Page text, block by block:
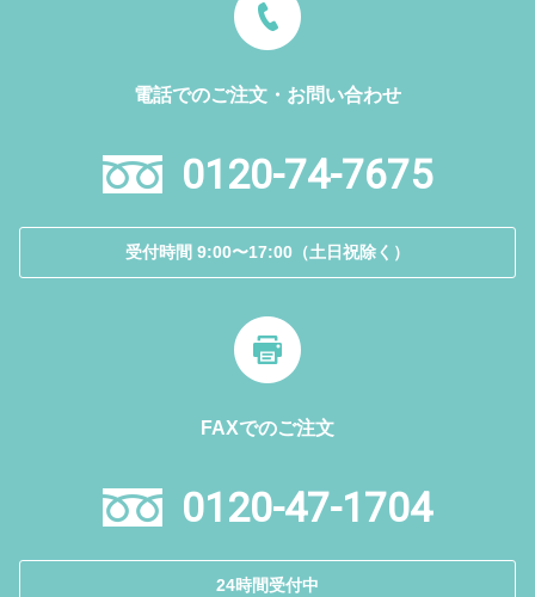
電話でのご注文・お問い合わせ
0120-74-7675
受付時間 9:00〜17:00（土日祝除く）
FAXでのご注文
0120-47-1704
24時間受付中